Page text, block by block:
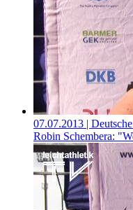
07.07.2013 |
Robin Schembera: